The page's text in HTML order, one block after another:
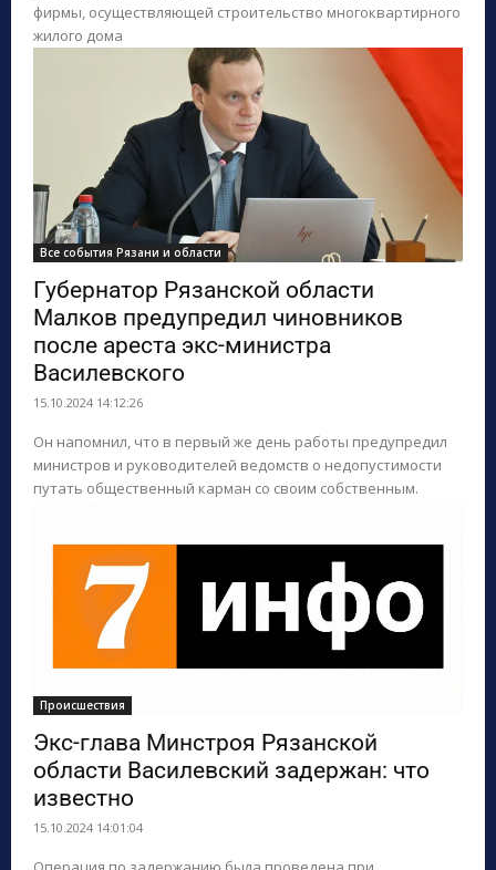
фирмы, осуществляющей строительство многоквартирного
жилого дома
Все события Рязани и области
Губернатор Рязанской области
Малков предупредил чиновников
после ареста экс-министра
Василевского
15.10.2024 14:12:26
Он напомнил, что в первый же день работы предупредил
министров и руководителей ведомств о недопустимости
путать общественный карман со своим собственным.
Происшествия
Экс-глава Минстроя Рязанской
области Василевский задержан: что
известно
15.10.2024 14:01:04